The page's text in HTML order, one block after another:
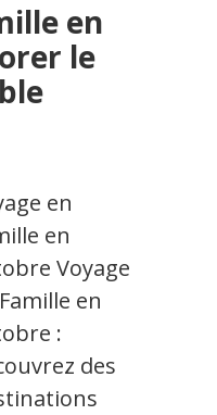
en
le
en
en
Voyage
en
:
des